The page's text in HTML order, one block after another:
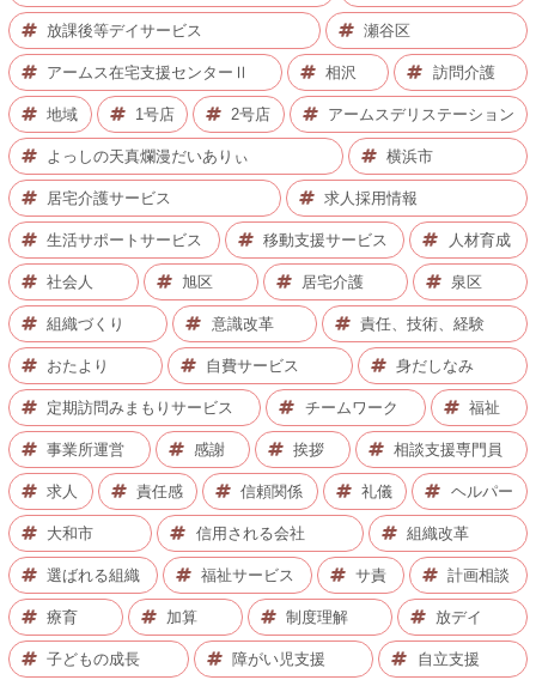
放課後等デイサービス 瀬谷区
アームス在宅支援センターⅡ 相沢 訪問介護
地域 1号店 2号店 アームスデリステーション
よっしの天真爛漫だいありぃ 横浜市
居宅介護サービス 求人採用情報
生活サポートサービス 移動支援サービス 人材育成
社会人 旭区 居宅介護 泉区
組織づくり 意識改革 責任、技術、経験
おたより 自費サービス 身だしなみ
定期訪問みまもりサービス チームワーク 福祉
事業所運営 感謝 挨拶 相談支援専門員
求人 責任感 信頼関係 礼儀 ヘルパー
大和市 信用される会社 組織改革
選ばれる組織 福祉サービス サ責 計画相談
療育 加算 制度理解 放デイ
子どもの成長 障がい児支援 自立支援